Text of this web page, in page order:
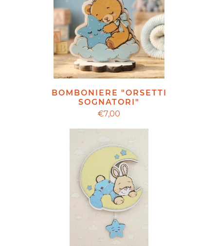
BOMBONIERE "ORSETTI
SOGNATORI"
€7,00